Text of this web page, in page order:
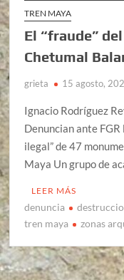
TREN MAYA
El “fraude”
Chetumal
grieta 15 agosto,
Ignacio Rodríguez
Denuncian ante
ilegal” de 47
Maya Un grupo de
LEER MÁS
denuncia
tren maya
zonas